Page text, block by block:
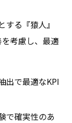
する『猿人』
考慮し、最適
出で最適なKPI
で確実性のあ